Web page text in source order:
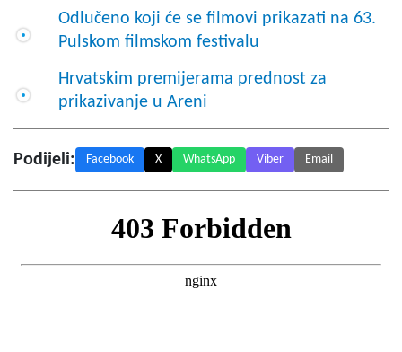
Odlučeno koji će se filmovi prikazati na 63.
Pulskom filmskom festivalu
Hrvatskim premijerama prednost za
prikazivanje u Areni
Podijeli: Facebook X WhatsApp Viber Email